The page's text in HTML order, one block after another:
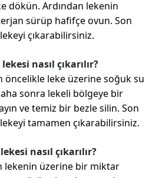
dökün. Ardından lekenin
sürüp hafifçe ovun. Son
çıkarabilirsiniz.
nasıl çıkarılır?
öncelikle leke üzerine soğuk su
sonra lekeli bölgeye bir
ve temiz bir bezle silin. Son
tamamen çıkarabilirsiniz.
nasıl çıkarılır?
lekenin üzerine bir miktar